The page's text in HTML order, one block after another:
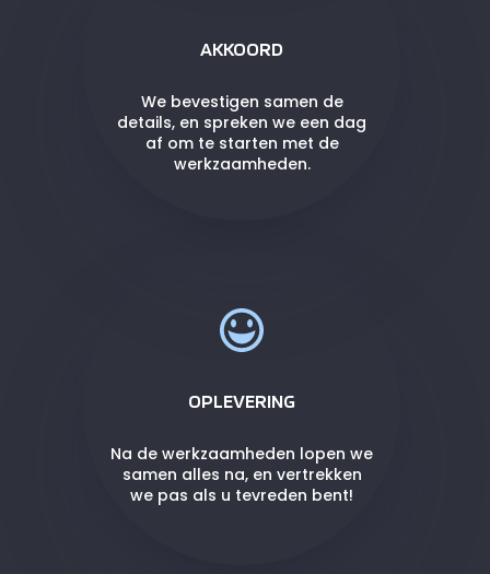
AKKOORD
We bevestigen samen de
details, en spreken we een dag
af om te starten met de
werkzaamheden.
OPLEVERING
Na de werkzaamheden lopen we
samen alles na, en vertrekken
we pas als u tevreden bent!